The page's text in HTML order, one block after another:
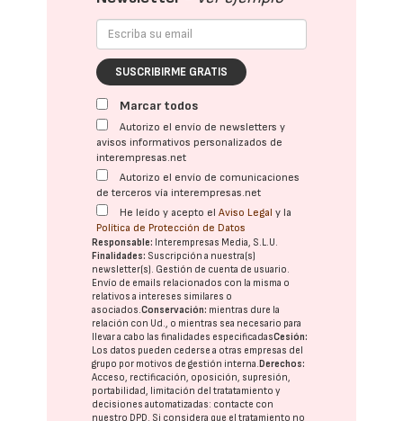
SUSCRIBIRME GRATIS
Marcar todos
Autorizo el envío de newsletters y
avisos informativos personalizados de
interempresas.net
Autorizo el envío de comunicaciones
de terceros vía interempresas.net
He leído y acepto elAviso Legal y la
Política de Protección de Datos
Responsable: Interempresas Media, S.L.U.
Finalidades: Suscripción a nuestra(s)
newsletter(s). Gestión de cuenta de usuario.
Envío de emails relacionados con la misma o
relativos a intereses similares o
asociados.Conservación: mientras dure la
relación con Ud., o mientras sea necesario para
llevar a cabo las finalidades especificadasCesión:
Los datos pueden cederse a otras empresas del
grupo por motivos de gestión interna.Derechos:
Acceso, rectificación, oposición, supresión,
portabilidad, limitación del tratatamiento y
decisiones automatizadas: contacte con
nuestro DPD. Si considera que el tratamiento no